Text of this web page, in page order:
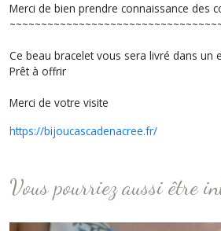
Merci de bien prendre connaissance des
Ce beau bracelet vous sera livré dans un
Prêt à offrir
Merci de votre visite
https://bijoucascadenacree.fr/
Vous pourriez aussi être